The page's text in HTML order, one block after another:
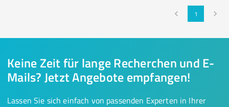
1
Keine Zeit für lange Recherchen und E-
Mails? Jetzt Angebote empfangen!
Lassen Sie sich einfach von passenden Experten in Ihrer